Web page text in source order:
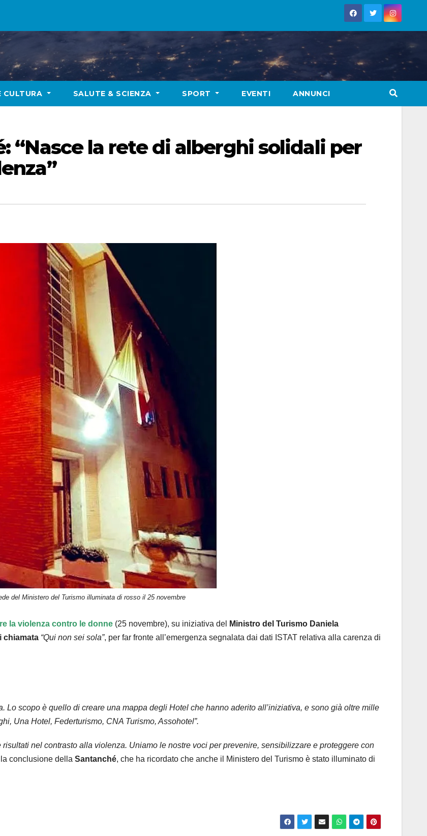
CULTURA SALUTE & SCIENZA SPORT EVENTI ANNUNCI
“Nasce la rete di alberghi solidali per
del Ministero del Turismo illuminata di rosso il 25 novembre
la violenza contro le donne (25 novembre), su iniziativa del
Ministro del Turismo Daniela
chiamata “Qui non sei sola”, per far fronte all’emergenza segnalata dai dati ISTAT relativa alla carenza di
Lo scopo è quello di creare una mappa degli Hotel che hanno aderito all’iniziativa, e sono già oltre mille
Una Hotel, Federturismo, CNA Turismo, Assohotel”.
nel contrasto alla violenza. Uniamo le nostre voci per prevenire, sensibilizzare e proteggere con
conclusione della Santanché, che ha ricordato che anche il Ministero del Turismo è stato illuminato di